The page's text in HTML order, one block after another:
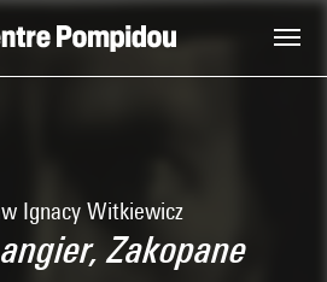
Ignacy Witkiewicz
Zakopane